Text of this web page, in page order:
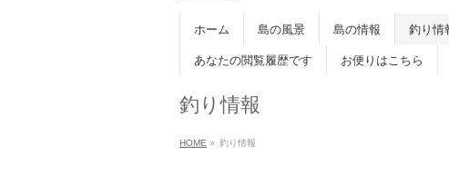
ホーム 島の風景 島の情報 釣り情
あなたの閲覧履歴です お便りはこちら
釣り情報
HOME » 釣り情報